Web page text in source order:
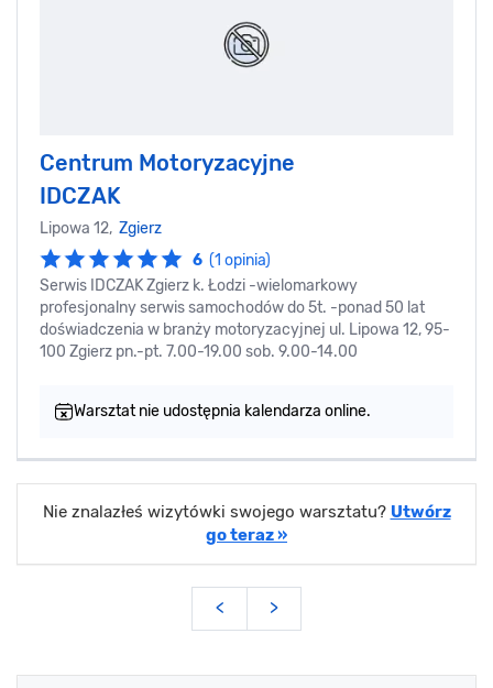
Centrum Motoryzacyjne
IDCZAK
Lipowa 12, Zgierz
6 (1 opinia)
Serwis IDCZAK Zgierz k. Łodzi -wielomarkowy
profesjonalny serwis samochodów do 5t. -ponad 50 lat
doświadczenia w branży motoryzacyjnej ul. Lipowa 12, 95-
100 Zgierz pn.-pt. 7.00-19.00 sob. 9.00-14.00
Warsztat nie udostępnia kalendarza online.
Nie znalazłeś wizytówki swojego warsztatu? Utwórz
go teraz »
< >